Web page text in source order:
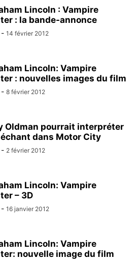
Lincoln : Vampire
: la bande-annonce
- 14 février 2012
Lincoln: Vampire
: nouvelles images du film
- 8 février 2012
Oldman pourrait interpréter
dans Motor City
- 2 février 2012
Lincoln: Vampire
– 3D
- 16 janvier 2012
Lincoln: Vampire
nouvelle image du film